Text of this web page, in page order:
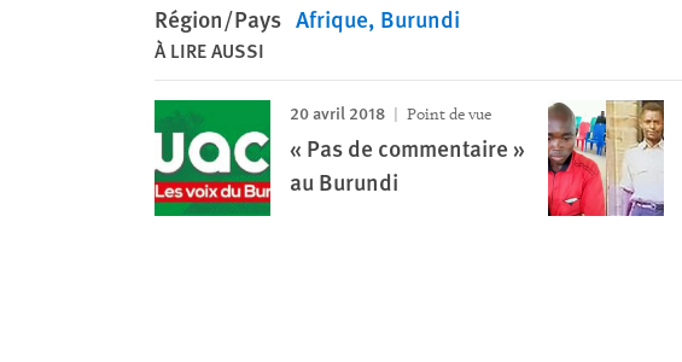
Région/Pays Afrique Burundi
À LIRE AUSSI
20 avril 2018 Point de vue
« Pas de commentaire »
au Burundi